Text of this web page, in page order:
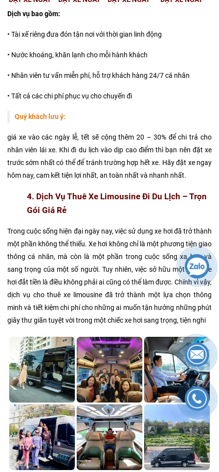
Dịch vụ bao gồm:
• Tài xế riêng đưa đón tận nơi với thời gian linh động
• Nước khoáng, khăn lạnh cho mỗi hành khách
• Nhân viên tư vấn miễn phí, hỗ trợ khách hàng 24/7 cá nhân
• Tất cả các chi phí phục vụ cho chuyến đi
Quý khách lưu ý:
giá xe vào các ngày lễ, tết sẽ cộng thêm 20 – 30% để chi trả cho
nhân viên lái xe. Khi đi du lịch vào dịp cao điểm thì bạn nên đặt xe
trước sớm nhất có thể để tránh trường hợp hết xe. Hãy đặt xe ngay
hôm nay, cam kết tiện lợi nhất, an toàn nhất và nhanh nhất.
4. Dịch Vụ Thuê Xe Limousine Đi Du LỊch – Trọn
Gói Giá Rẻ
Trong cuộc sống hiện đại ngày nay, việc sử dụng xe hơi đã trở thành
một phần không thể thiếu. Xe hơi không chỉ là một phương tiện giao
thông cá nhân, mà còn là một phần trong cuộc sống xa hoa và
sang trọng của một số người. Tuy nhiên, việc sở hữu một chiếc xe
hơi đắt tiền là điều không phải ai cũng có thể làm được. Chính vì vậy,
dịch vụ cho thuê xe limousine đã trở thành một lựa chọn thông
minh và tiết kiệm chi phí cho những ai muốn tận hưởng những phút
giây thư giãn tuyệt vời trong một chiếc xe hơi sang trọng, tiện nghi